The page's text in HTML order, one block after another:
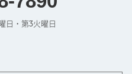
日・第3火曜日